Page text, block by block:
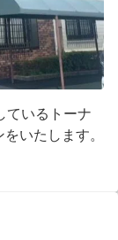
ているトーナ
いたします。